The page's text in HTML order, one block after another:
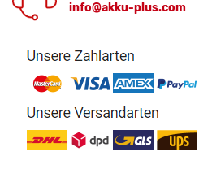
info@akku-plus.com